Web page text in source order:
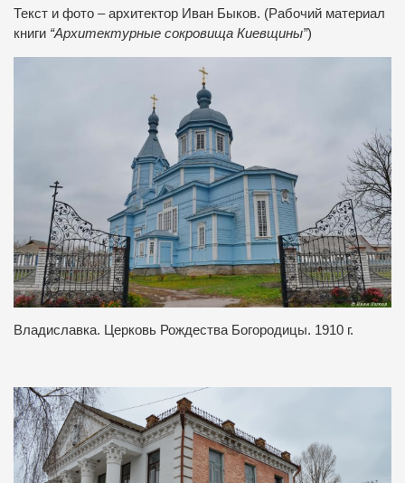
Текст и фото – архитектор Иван Быков. (Рабочий материал
книги “Архитектурные сокровища Киевщины”)
Владиславка. Церковь Рождества Богородицы. 1910 г.